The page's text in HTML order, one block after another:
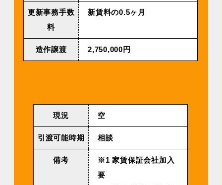
更新事務手数
料
新賃料の0.5ヶ月
造作譲渡 2,750,000円
現況 空
引渡可能時期 相談
備考
※1 家賃保証会社加入
要